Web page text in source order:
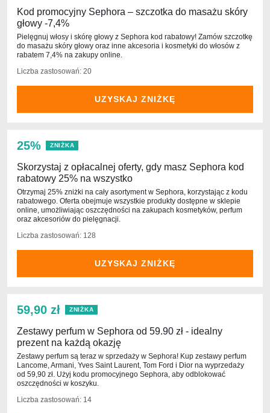
Kod promocyjny Sephora – szczotka do masażu skóry
głowy -7,4%
Pielęgnuj włosy i skórę głowy z Sephora kod rabatowy! Zamów szczotkę
do masażu skóry głowy oraz inne akcesoria i kosmetyki do włosów z
rabatem 7,4% na zakupy online.
Liczba zastosowań: 20
UZYSKAJ ZNIŻKĘ
25% ZNIŻKA
Skorzystaj z opłacalnej oferty, gdy masz Sephora kod
rabatowy 25% na wszystko
Otrzymaj 25% zniżki na cały asortyment w Sephora, korzystając z kodu
rabatowego. Oferta obejmuje wszystkie produkty dostępne w sklepie
online, umożliwiając oszczędności na zakupach kosmetyków, perfum
oraz akcesoriów do pielęgnacji.
Liczba zastosowań: 128
UZYSKAJ ZNIŻKĘ
59,90 zł ZNIŻKA
Zestawy perfum w Sephora od 59.90 zł - idealny
prezent na każdą okazję
Zestawy perfum są teraz w sprzedaży w Sephora! Kup zestawy perfum
Lancome, Armani, Yves Saint Laurent, Tom Ford i Dior na wyprzedaży
od 59,90 zł. Użyj kodu promocyjnego Sephora, aby odblokować
oszczędności w koszyku.
Liczba zastosowań: 14